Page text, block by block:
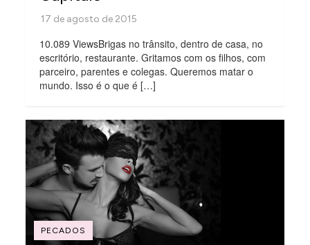
10.089 ViewsBrigas no trânsito, dentro de casa, no
escritório, restaurante. Gritamos com os filhos, com
parceiro, parentes e colegas. Queremos matar o
mundo. Isso é o que é […]
PECADOS